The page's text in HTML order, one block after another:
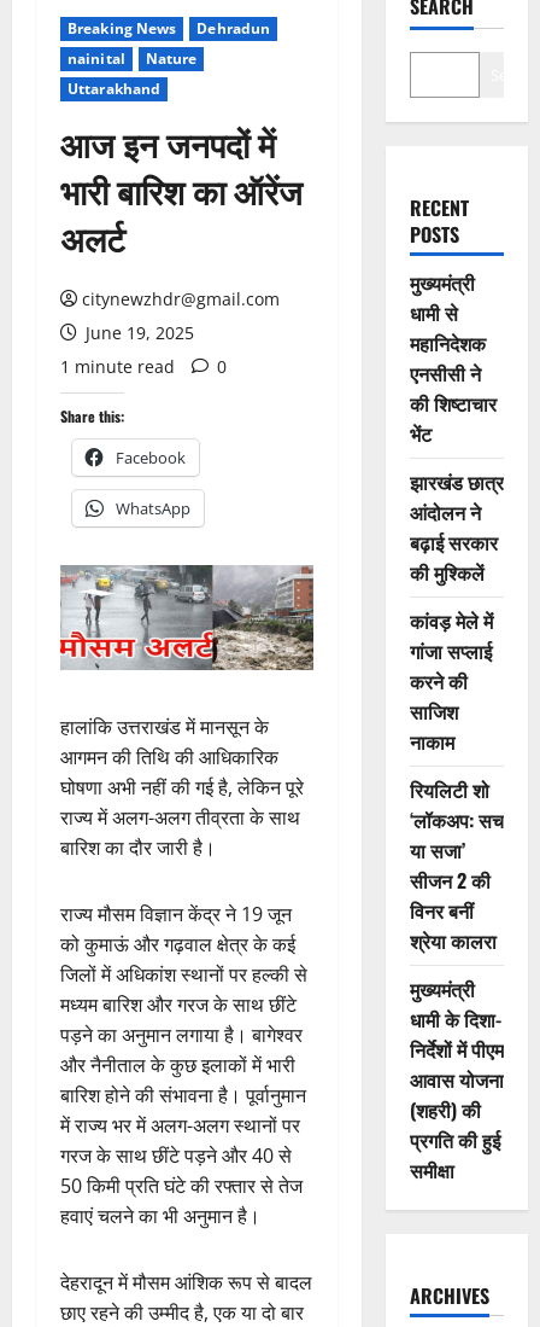
Breaking News
Dehradun
nainital
Nature
Uttarakhand
आज इन जनपदों में
भारी बारिश का ऑरेंज
अलर्ट
citynewzhdr@gmail.com
June 19, 2025
1 minute read
0
Share this:
Facebook
WhatsApp
हालांकि उत्तराखंड में मानसून के
आगमन की तिथि की आधिकारिक
घोषणा अभी नहीं की गई है, लेकिन पूरे
राज्य में अलग-अलग तीव्रता के साथ
बारिश का दौर जारी है।
राज्य मौसम विज्ञान केंद्र ने 19 जून
को कुमाऊं और गढ़वाल क्षेत्र के कई
जिलों में अधिकांश स्थानों पर हल्की से
मध्यम बारिश और गरज के साथ छींटे
पड़ने का अनुमान लगाया है। बागेश्वर
और नैनीताल के कुछ इलाकों में भारी
बारिश होने की संभावना है। पूर्वानुमान
में राज्य भर में अलग-अलग स्थानों पर
गरज के साथ छींटे पड़ने और 40 से
50 किमी प्रति घंटे की रफ्तार से तेज
हवाएं चलने का भी अनुमान है।
देहरादून में मौसम आंशिक रूप से बादल
छाए रहने की उम्मीद है, एक या दो बार
SEARCH
RECENT
POSTS
मुख्यमंत्री
धामी से
महानिदेशक
एनसीसी ने
की शिष्टाचार
भेंट
झारखंड छात्र
आंदोलन ने
बढ़ाई सरकार
की मुश्किलें
कांवड़ मेले में
गांजा सप्लाई
करने की
साजिश
नाकाम
रियलिटी शो
‘लॉकअप: सच
या सजा’
सीजन 2 की
विनर बनीं
श्रेया कालरा
मुख्यमंत्री
धामी के दिशा-
निर्देशों में पीएम
आवास योजना
(शहरी) की
प्रगति की हुई
समीक्षा
ARCHIVES